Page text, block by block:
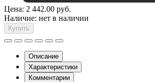
Цена: 2 442.00 руб.
Наличие: нет в наличии
Купить
Описание
Характеристики
Комментарии